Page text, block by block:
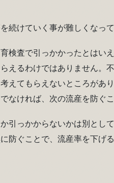
続けていく事が難しくなって
検査で引っかかったとはい
えるわけではありません。
えてもらえないところがあ
なければ、次の流産を防ぐこ
引っかからないかは別とし
防ぐことで、流産率を下げる